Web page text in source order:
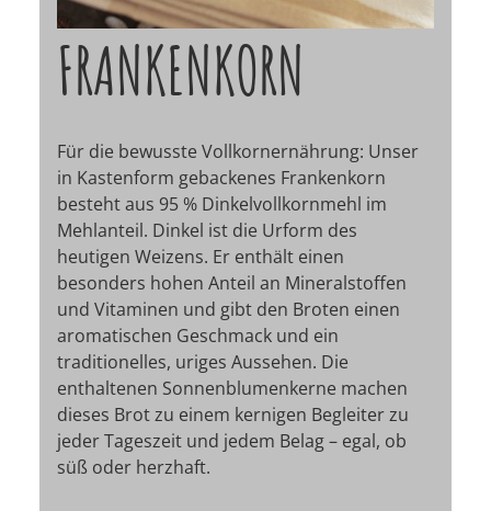
FRANKENKORN
Für die bewusste Vollkornernährung: Unser
in Kastenform gebackenes Frankenkorn
besteht aus 95 % Dinkelvollkornmehl im
Mehlanteil. Dinkel ist die Urform des
heutigen Weizens. Er enthält einen
besonders hohen Anteil an Mineralstoffen
und Vitaminen und gibt den Broten einen
aromatischen Geschmack und ein
traditionelles, uriges Aussehen. Die
enthaltenen Sonnenblumenkerne machen
dieses Brot zu einem kernigen Begleiter zu
jeder Tageszeit und jedem Belag – egal, ob
süß oder herzhaft.